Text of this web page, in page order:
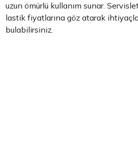
uzun ömürlü kullanım sunar.
lastik fiyatlarına göz atarak
bulabilirsiniz.